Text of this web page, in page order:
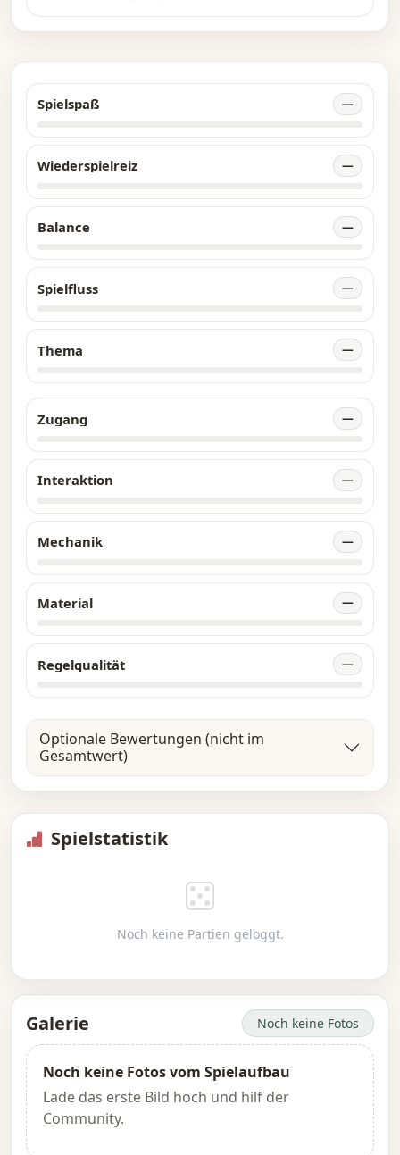
Spielspaß —
Wiederspielreiz —
Balance —
Spielfluss —
Thema —
Zugang —
Interaktion —
Mechanik —
Material —
Regelqualität —
Optionale Bewertungen (nicht im
Gesamtwert)
Spielstatistik
Noch keine Partien geloggt.
Galerie Noch keine Fotos
Noch keine Fotos vom Spielaufbau
Lade das erste Bild hoch und hilf der
Community.